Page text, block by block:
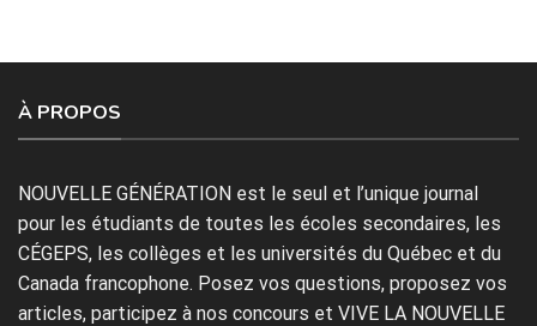
À PROPOS
NOUVELLE GÉNÉRATION est le seul et l’unique journal
pour les étudiants de toutes les écoles secondaires, les
CÉGEPS, les collèges et les universités du Québec et du
Canada francophone. Posez vos questions, proposez vos
articles, participez à nos concours et VIVE LA NOUVELLE